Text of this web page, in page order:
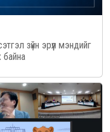
зүйн эрүүл мэндийг